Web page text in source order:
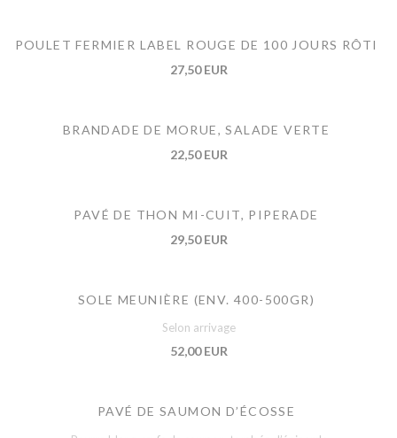
POULET FERMIER LABEL ROUGE DE 100 JOURS RÔTI
27,50 EUR
BRANDADE DE MORUE, SALADE VERTE
22,50 EUR
PAVÉ DE THON MI-CUIT, PIPERADE
29,50 EUR
SOLE MEUNIÈRE (ENV. 400-500GR)
Selon arrivage
52,00 EUR
PAVÉ DE SAUMON D’ÉCOSSE